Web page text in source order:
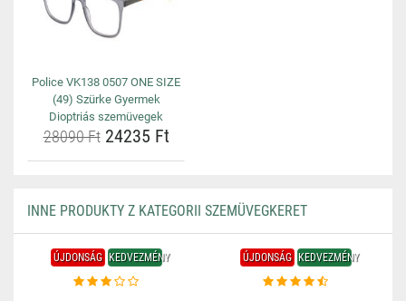
Police VK138 0507 ONE SIZE
(49) Szürke Gyermek
Dioptriás szemüvegek
28090 Ft24235 Ft
INNE PRODUKTY Z KATEGORII SZEMÜVEGKERET
ÚJDONSÁG KEDVEZMÉNY ÚJDONSÁG KEDVEZMÉNY